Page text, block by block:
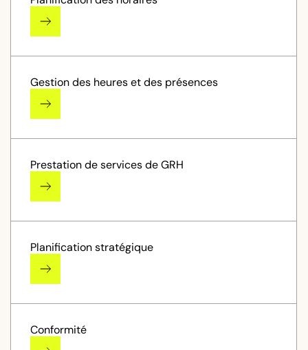
Gestion des heures et des présences
Prestation de services de GRH
Planification stratégique
Conformité